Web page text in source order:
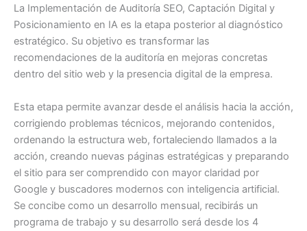
La Implementación de Auditoría SEO, Captación Digital y
Posicionamiento en IA es la etapa posterior al diagnóstico
estratégico. Su objetivo es transformar las
recomendaciones de la auditoría en mejoras concretas
dentro del sitio web y la presencia digital de la empresa.
Esta etapa permite avanzar desde el análisis hacia la acción,
corrigiendo problemas técnicos, mejorando contenidos,
ordenando la estructura web, fortaleciendo llamados a la
acción, creando nuevas páginas estratégicas y preparando
el sitio para ser comprendido con mayor claridad por
Google y buscadores modernos con inteligencia artificial.
Se concibe como un desarrollo mensual, recibirás un
programa de trabajo y su desarrollo será desde los 4